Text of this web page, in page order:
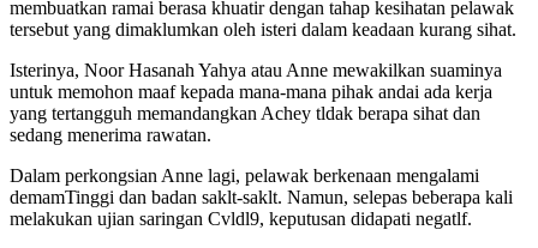
membuatkan ramai berasa khuatir dengan tahap kesihatan pelawak
tersebut yang dimaklumkan oleh isteri dalam keadaan kurang sihat.
Isterinya, Noor Hasanah Yahya atau Anne mewakilkan suaminya
untuk memohon maaf kepada mana-mana pihak andai ada kerja
yang tertangguh memandangkan Achey tldak berapa sihat dan
sedang menerima rawatan.
Dalam perkongsian Anne lagi, pelawak berkenaan mengalami
demamTinggi dan badan saklt-saklt. Namun, selepas beberapa kali
melakukan ujian saringan Cvldl9, keputusan didapati negatlf.